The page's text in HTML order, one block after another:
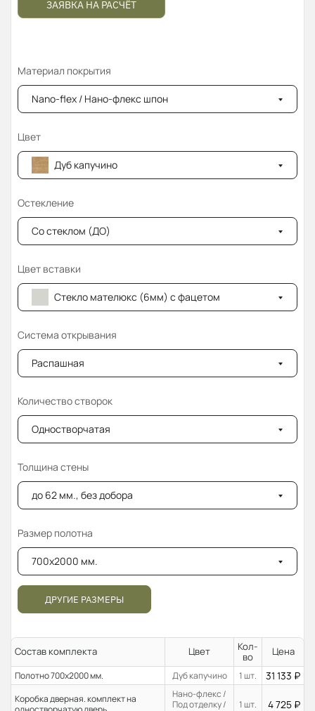
ЗАЯВКА НА РАСЧЁТ
Материал покрытия
Nano-flex / Нано-флекс шпон
Цвет
Дуб капучино
Остекление
Со стеклом (ДО)
Цвет вставки
Стекло мателюкс (6мм) с фацетом
Система открывания
Распашная
Количество створок
Одностворчатая
Толщина стены
до 62 мм., без добора
Размер полотна
700x2000 мм.
ДРУГИЕ РАЗМЕРЫ
Состав комплекта Цвет
Кол-
во
Цена
Полотно 700x2000 мм. Дуб капучино 1 шт. 31 133 ₽
Коробка дверная. комплект на
Нано-флекс /
Под отделку /
1 шт. 4 725 ₽